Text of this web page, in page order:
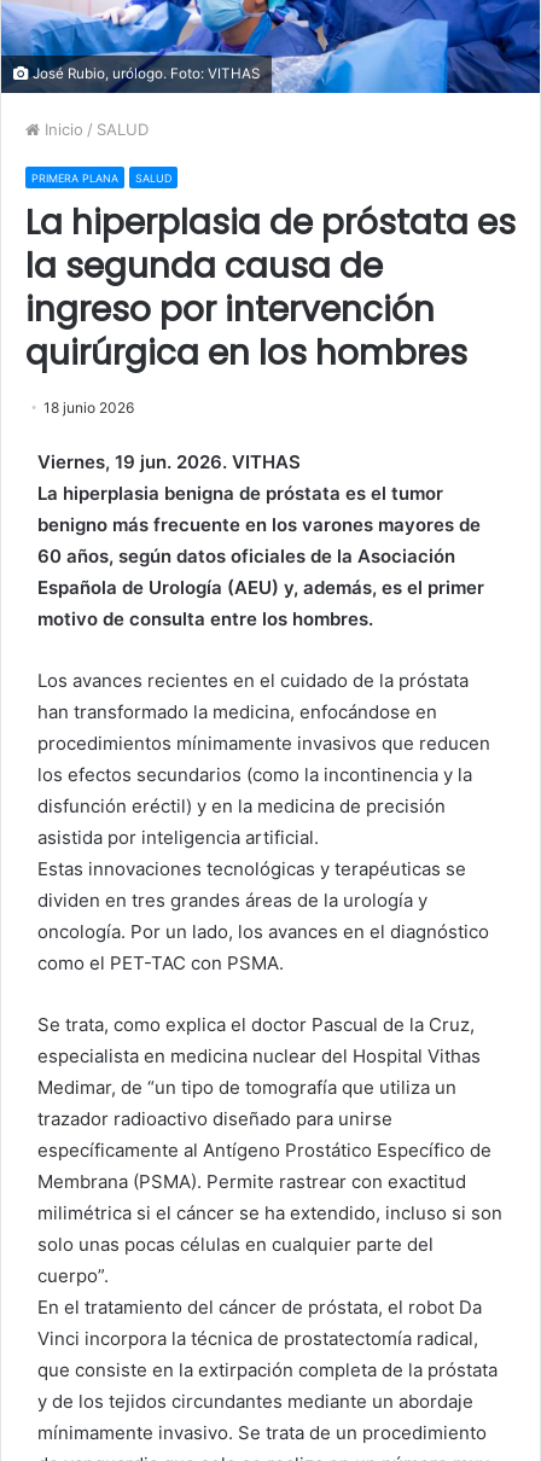
José Rubio, urólogo. Foto: VITHAS
Inicio / SALUD
PRIMERA PLANA SALUD
La hiperplasia de próstata es
la segunda causa de
ingreso por intervención
quirúrgica en los hombres
18 junio 2026
Viernes, 19 jun. 2026. VITHAS
La hiperplasia benigna de próstata es el tumor
benigno más frecuente en los varones mayores de
60 años, según datos oficiales de la Asociación
Española de Urología (AEU) y, además, es el primer
motivo de consulta entre los hombres.
Los avances recientes en el cuidado de la próstata
han transformado la medicina, enfocándose en
procedimientos mínimamente invasivos que reducen
los efectos secundarios (como la incontinencia y la
disfunción eréctil) y en la medicina de precisión
asistida por inteligencia artificial.
Estas innovaciones tecnológicas y terapéuticas se
dividen en tres grandes áreas de la urología y
oncología. Por un lado, los avances en el diagnóstico
como el PET-TAC con PSMA.
Se trata, como explica el doctor Pascual de la Cruz,
especialista en medicina nuclear del Hospital Vithas
Medimar, de “un tipo de tomografía que utiliza un
trazador radioactivo diseñado para unirse
específicamente al Antígeno Prostático Específico de
Membrana (PSMA). Permite rastrear con exactitud
milimétrica si el cáncer se ha extendido, incluso si son
solo unas pocas células en cualquier parte del
cuerpo”.
En el tratamiento del cáncer de próstata, el robot Da
Vinci incorpora la técnica de prostatectomía radical,
que consiste en la extirpación completa de la próstata
y de los tejidos circundantes mediante un abordaje
mínimamente invasivo. Se trata de un procedimiento